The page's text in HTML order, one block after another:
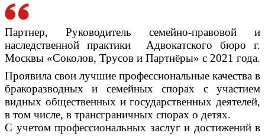
Партнер, Руководитель семейно-правовой и
наследственной практики
Адвокатского бюро г.
Москвы «Соколов, Трусов и Партнёры» с 2021 года.
Проявила свои лучшие профессиональные качества в
бракоразводных и семейных спорах с участием
видных общественных и государственных деятелей,
в том числе, в трансграничных спорах о детях.
С учетом профессиональных заслуг и достижений в